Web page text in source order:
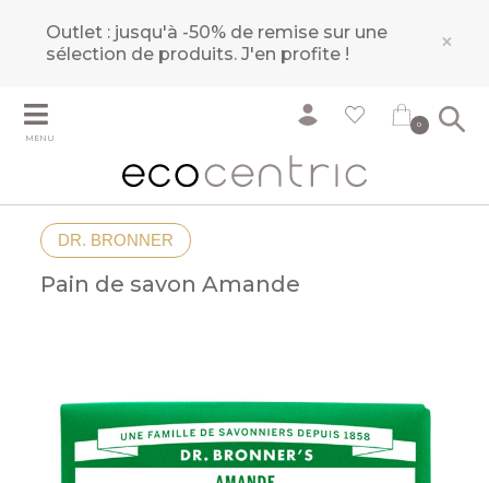
Outlet : jusqu'à -50% de remise sur une
sélection de produits.J'en profite ! ×
MENU
0
DR. BRONNER
Pain de savon Amande